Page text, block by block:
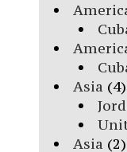
Asia (4)
Asia (2)